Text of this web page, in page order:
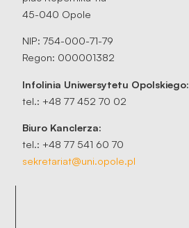
45-040 Opole
NIP: 754-000-71-79
Regon: 000001382
Infolinia Uniwersytetu Opolskiego:
tel.: +48 77 452 70 02
Biuro Kanclerza:
tel.: +48 77 541 60 70
sekretariat@uni.opole.pl